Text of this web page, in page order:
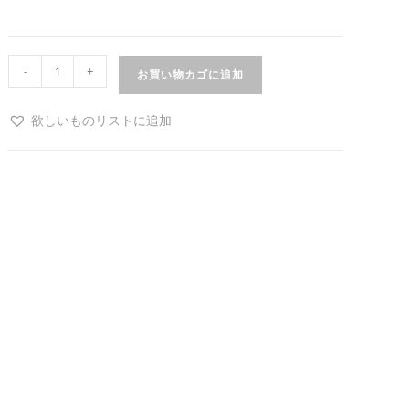
- + お買い物カゴに追加
欲しいものリストに追加